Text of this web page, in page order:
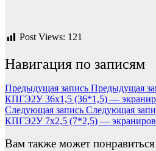
Post Views: 121
Навигация по записям
Предыдущая запись Предыдущая
КПГЭ2У 36х1,5 (36*1,5) —
Следующая запись Следующая
КПГЭ2У 7х2,5 (7*2,5) —
Вам также может понравиться